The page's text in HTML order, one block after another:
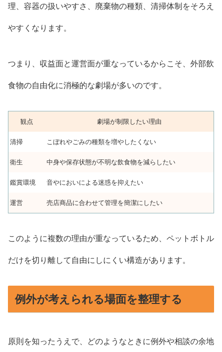
理、容器の扱いやすさ、廃棄物の種類、清掃体制をそろえ
やすくなります。
つまり、収益面と運営面が重なっているからこそ、外部飲
食物の自由化に消極的な劇場が多いのです。
観点 劇場が制限したい理由
清掃 こぼれやごみの種類を増やしたくない
衛生 中身や保存状態が不明な飲食物を減らしたい
鑑賞環境 音やにおいによる迷惑を抑えたい
運営 売店商品に合わせて管理を簡潔にしたい
このように複数の理由が重なっているため、ペットボトル
だけを切り離して自由にしにくい構造があります。
例外が考えられる場面を整理する
原則を知ったうえで、どのようなときに例外や相談の余地